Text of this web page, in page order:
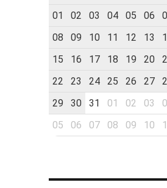
01 02 03 04 05 06
08
09 10 11 12 13
15
16 17 18 19 20
22
23 24 25 26 27
29
30 31 01 02 03
05
06 07 08 09 10